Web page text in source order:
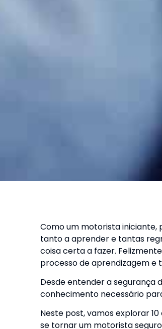
Como um motorista iniciante,
tanto a aprender e tantas
coisa certa a fazer.
processo de aprendizagem e
Desde entender a segurança
conhecimento necessário
Neste post, vamos explorar
se tornar um motorista